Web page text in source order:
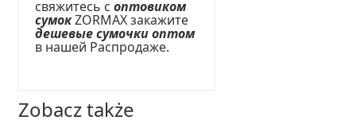
свяжитесь соптовиком
сумокZORMAX закажите
дешевые сумочки оптом
в нашей Распродаже.
Zobacz także